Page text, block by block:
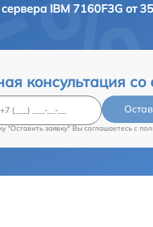
IBM 7160F3G от
консультация
"Оставить заявку" Вы соглашаетесь c